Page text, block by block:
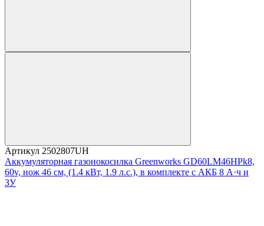
Артикул 2502807UH
Аккумуляторная газонокосилка Greenworks GD60LM46HPk8,
60v, нож 46 см, (1.4 кВт, 1.9 л.с.), в комплекте с АКБ 8 А·ч и
ЗУ